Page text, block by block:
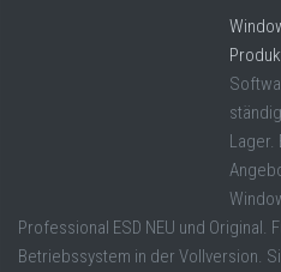
Lager.
Professional ESD NEU und Original.
Betriebssystem in der Vollversion.